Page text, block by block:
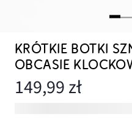
KRÓTKIE BOTKI
OBCASIE
149,99 zł